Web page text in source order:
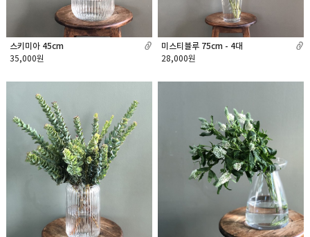
스키미아 45cm
35,000원
미스티블루 75cm - 4대
28,000원